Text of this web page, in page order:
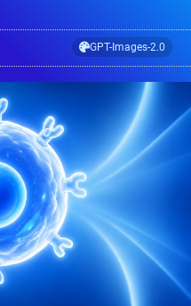
GPT-Images-2.0